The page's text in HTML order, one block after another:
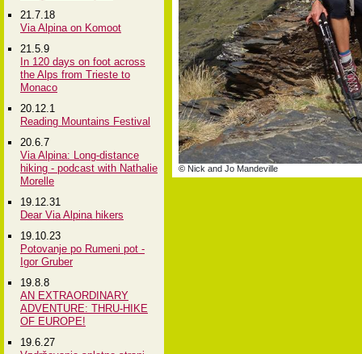
21.7.18
Via Alpina on Komoot
21.5.9
In 120 days on foot across
the Alps from Trieste to
Monaco
20.12.1
Reading Mountains Festival
20.6.7
Via Alpina: Long-distance
hiking - podcast with Nathalie
Morelle
19.12.31
Dear Via Alpina hikers
19.10.23
Potovanje po Rumeni pot -
Igor Gruber
19.8.8
AN EXTRAORDINARY
ADVENTURE: THRU-HIKE
OF EUROPE!
19.6.27
© Nick and Jo Mandeville